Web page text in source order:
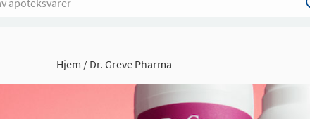
Hjem Dr. Greve Pharma